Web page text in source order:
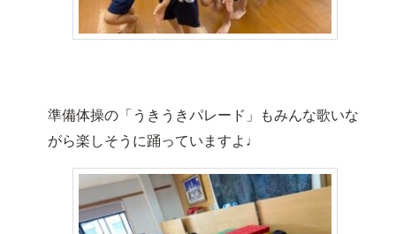
準備体操の「うきうきパレード」もみんな歌いな
がら楽しそうに踊っていますよ♩